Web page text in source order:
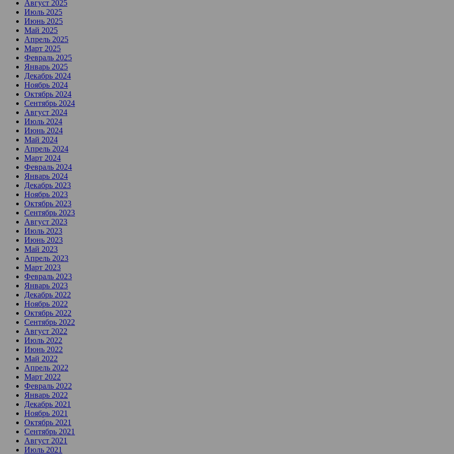
Август 2025
Июль 2025
Июнь 2025
Май 2025
Апрель 2025
Март 2025
Февраль 2025
Январь 2025
Декабрь 2024
Ноябрь 2024
Октябрь 2024
Сентябрь 2024
Август 2024
Июль 2024
Июнь 2024
Май 2024
Апрель 2024
Март 2024
Февраль 2024
Январь 2024
Декабрь 2023
Ноябрь 2023
Октябрь 2023
Сентябрь 2023
Август 2023
Июль 2023
Июнь 2023
Май 2023
Апрель 2023
Март 2023
Февраль 2023
Январь 2023
Декабрь 2022
Ноябрь 2022
Октябрь 2022
Сентябрь 2022
Август 2022
Июль 2022
Июнь 2022
Май 2022
Апрель 2022
Март 2022
Февраль 2022
Январь 2022
Декабрь 2021
Ноябрь 2021
Октябрь 2021
Сентябрь 2021
Август 2021
Июль 2021